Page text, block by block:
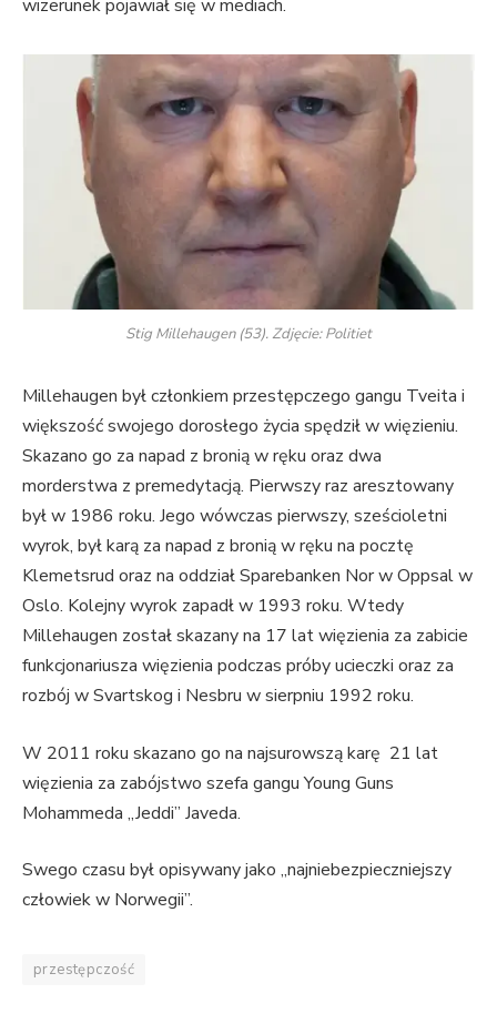
wizerunek pojawiał się w mediach.
Stig Millehaugen (53). Zdjęcie: Politiet
Millehaugen był członkiem przestępczego gangu Tveita i
większość swojego dorosłego życia spędził w więzieniu.
Skazano go za napad z bronią w ręku oraz dwa
morderstwa z premedytacją. Pierwszy raz aresztowany
był w 1986 roku. Jego wówczas pierwszy, sześcioletni
wyrok, był karą za napad z bronią w ręku na pocztę
Klemetsrud oraz na oddział Sparebanken Nor w Oppsal w
Oslo. Kolejny wyrok zapadł w 1993 roku. Wtedy
Millehaugen został skazany na 17 lat więzienia za zabicie
funkcjonariusza więzienia podczas próby ucieczki oraz za
rozbój w Svartskog i Nesbru w sierpniu 1992 roku.
W 2011 roku skazano go na najsurowszą karę 21 lat
więzienia za zabójstwo szefa gangu Young Guns
Mohammeda „Jeddi” Javeda.
Swego czasu był opisywany jako „najniebezpieczniejszy
człowiek w Norwegii”.
przestępczość